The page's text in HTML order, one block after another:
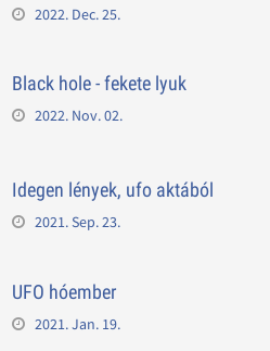
2022. Dec. 25.
Black hole - fekete lyuk
2022. Nov. 02.
Idegen lények, ufo aktából
2021. Sep. 23.
UFO hóember
2021. Jan. 19.